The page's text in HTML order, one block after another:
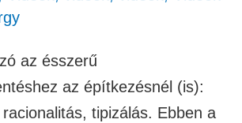
az ésszerű
az építkezésnél (is):
tipizálás. Ebben a